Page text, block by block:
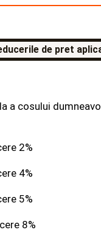
de pret
a cosului
2%
4%
5%
8%